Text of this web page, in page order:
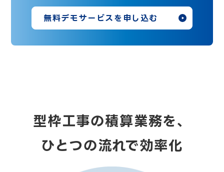
無料デモサービスを申し込む
型枠工事の積算業務を、
ひとつの流れで効率化